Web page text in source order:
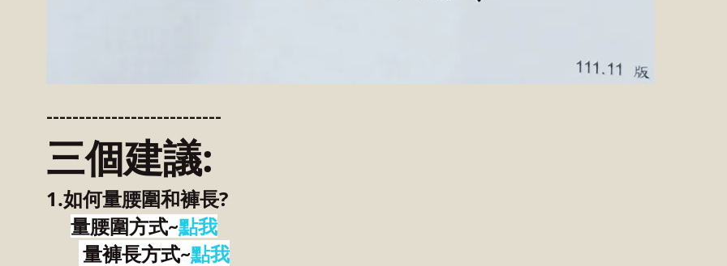
---------------------------
三個建議:
1.如何量腰圍和褲長?
量腰圍方式~點我
量褲長方式~點我